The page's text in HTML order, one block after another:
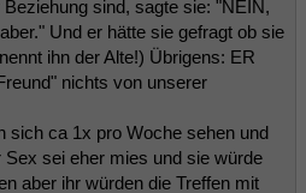
sind, sagte sie: "NEIN,
Und er hätte sie gefragt ob sie
ihn der Alte!) Übrigens: ER
nichts von unserer
sich ca 1x pro Woche sehen und
sei eher mies und sie würde
aber ihr würden die Treffen mit